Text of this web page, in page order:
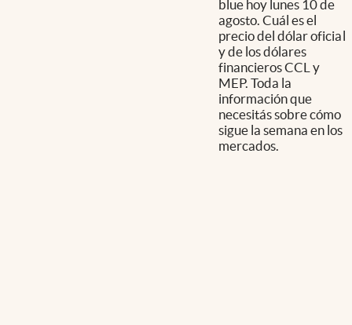
blue hoy lunes 10 de
agosto. Cuál es el
precio del dólar oficial
y de los dólares
financieros CCL y
MEP. Toda la
información que
necesitás sobre cómo
sigue la semana en los
mercados.